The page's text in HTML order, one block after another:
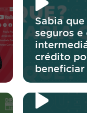
Sabia
seguros e
crédito
beneficiar